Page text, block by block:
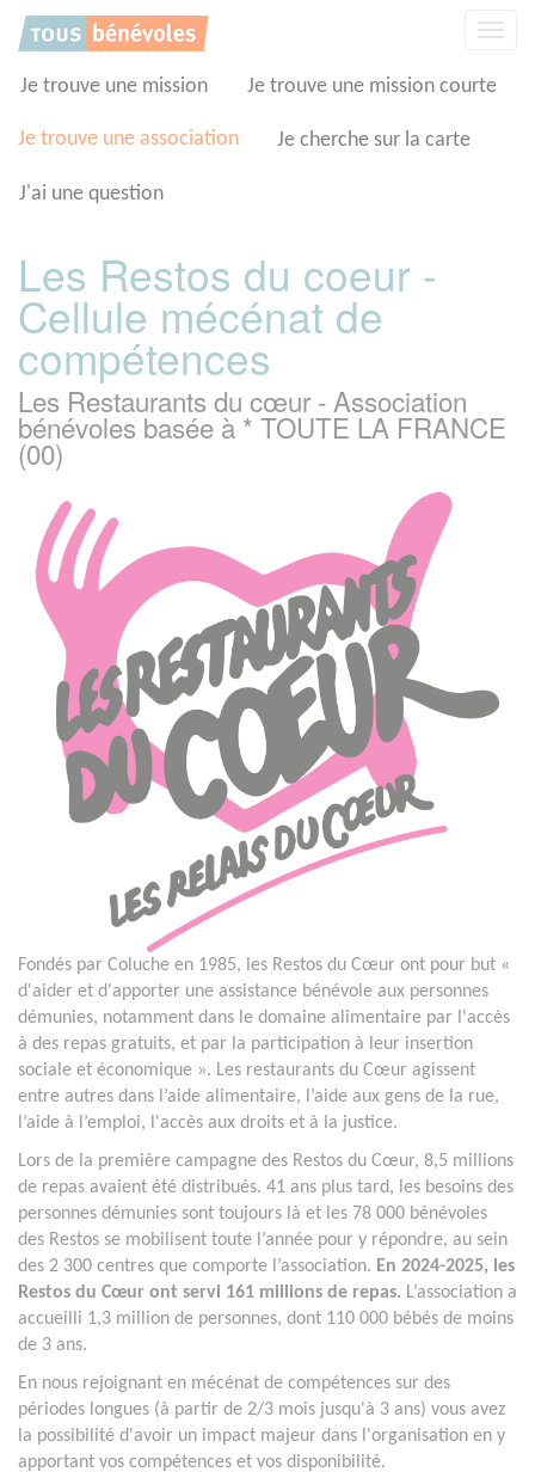
Je trouve une mission Je trouve une mission courte
Je trouve une association Je cherche sur la carte
J'ai une question
Les Restos du coeur -
Cellule mécénat de
compétences
Les Restaurants du cœur - Association
bénévoles basée à * TOUTE LA FRANCE
(00)
Fondés par Coluche en 1985, les Restos du Cœur ont pour but «
d'aider et d'apporter une assistance bénévole aux personnes
démunies, notamment dans le domaine alimentaire par l'accès
à des repas gratuits, et par la participation à leur insertion
sociale et économique ». Les restaurants du Cœur agissent
entre autres dans l’aide alimentaire, l’aide aux gens de la rue,
l’aide à l’emploi, l'accès aux droits et à la justice.
Lors de la première campagne des Restos du Cœur, 8,5 millions
de repas avaient été distribués. 41 ans plus tard, les besoins des
personnes démunies sont toujours là et les 78 000 bénévoles
des Restos se mobilisent toute l’année pour y répondre, au sein
des 2 300 centres que comporte l’association. En 2024-2025, les
Restos du Cœur ont servi 161 millions de repas. L’association a
accueilli 1,3 million de personnes, dont 110 000 bébés de moins
de 3 ans.
En nous rejoignant en mécénat de compétences sur des
périodes longues (à partir de 2/3 mois jusqu'à 3 ans) vous avez
la possibilité d'avoir un impact majeur dans l'organisation en y
apportant vos compétences et vos disponibilité.
Panneau de gestion des cookies